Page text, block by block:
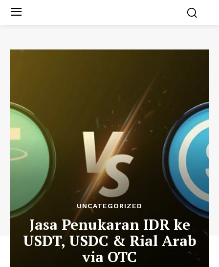
UNCATEGORIZED
Jasa Penukaran IDR ke
USDT, USDC & Rial Arab
via OTC